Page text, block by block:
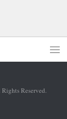
Reserved.